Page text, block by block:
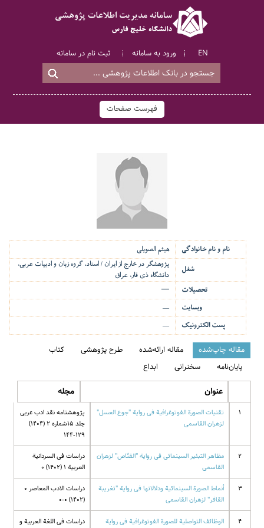
ثبت نام در سامانه ورود به سامانه EN
فهرست صفحات
نام و نام خانوادگی
هیثم الصویلی
شغل
پژوهشگر در خارج از ایران / استاد، گروه زبان و ادبیات عربی،
دانشگاه ذی قار، عراق
تحصیلات
—
وبسایت
—
پست الکترونیک —
مقاله چاپ‌شده مقاله ارائه‌شده طرح پژوهشی
کتاب
پایان‌نامه
سخنرانی ابداع
عنوان مجله
1
تقنیات الصورة الفوتوغرافیة فی روایة "جوع العسل"
لزهران القاسمی
پژوهشنامه نقد ادب عربی
جلد 15شماره 2 (1404)
129-144
2
مظاهر التبئیر السینمائی فی روایة "القنّاص" لزهران
القاسمی
دراسات فی السردانیة
العربیة 1 (1402) 0
3
أنماط الصورة السینمائیة ودلالاتها فی روایة "تغریبة
القافر" لزهران القاسمی
دراسات الادب المعاصر 0
(1402) 0-0
4
الوظائف التواصلیة للصورة الفوتوغرافیة فی روایة
دراسات فی اللغة العربیة و